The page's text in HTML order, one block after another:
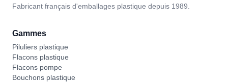
Fabricant français d'emballages plastique depuis 1989.
Gammes
Piluliers plastique
Flacons plastique
Flacons pompe
Bouchons plastique